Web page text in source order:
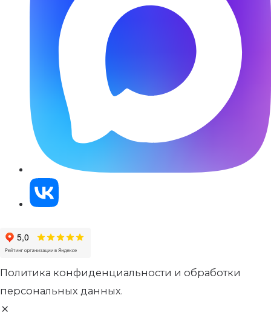
Политика конфиденциальности и обработки
персональных данных.